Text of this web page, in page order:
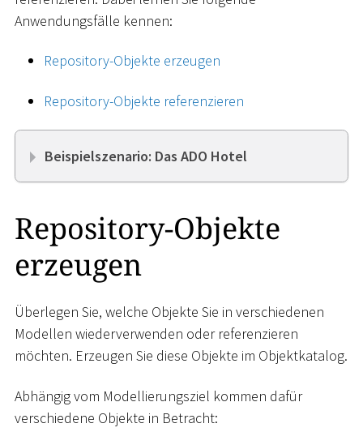
Anwendungsfälle kennen:
Repository-Objekte erzeugen
Repository-Objekte referenzieren
Beispielszenario: Das ADO Hotel
Repository-Objekte
erzeugen
Überlegen Sie, welche Objekte Sie in verschiedenen
Modellen wiederverwenden oder referenzieren
möchten. Erzeugen Sie diese Objekte im Objektkatalog.
Abhängig vom Modellierungsziel kommen dafür
verschiedene Objekte in Betracht: